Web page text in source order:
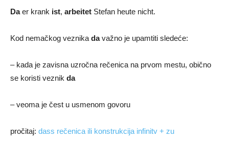
Daer krank ist, arbeitet Stefan heute nicht.
Kod nemačkog veznikadavažno je upamtiti sledeće:
– kada je zavisna uzročna rečenica na prvom mestu, obično
se koristi veznik da
– veoma je čest u usmenom govoru
pročitaj: dass rečenica ili konstrukcija infinitv + zu